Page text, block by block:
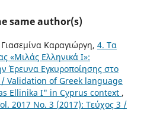
same author(s)
Καραγιώργη, 4. Tα
«Μιλάς Ελληνικά Ι»:
Έρευνα Εγκυροποίησης στο
/ Validation of Greek language
Ellinika I" in Cyprus context ,
2017 No. 3 (2017): Τεύχος 3 /